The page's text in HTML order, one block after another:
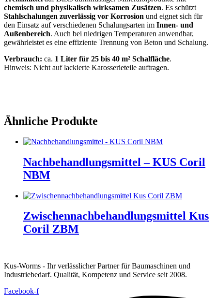
chemisch und physikalisch wirksamen Zusätzen. Es schützt
Stahlschalungen zuverlässig vor Korrosion und eignet sich für
den Einsatz auf verschiedenen Schalungsarten im Innen- und
Außenbereich. Auch bei niedrigen Temperaturen anwendbar,
gewährleistet es eine effiziente Trennung von Beton und Schalung.
Verbrauch: ca. 1 Liter für 25 bis 40 m² Schalfläche.
Hinweis: Nicht auf lackierte Karosserieteile auftragen.
Ähnliche Produkte
Nachbehandlungsmittel – KUS Coril
NBM
Zwischennachbehandlungsmittel Kus
Coril ZBM
Kus-Worms - Ihr verlässlicher Partner für Baumaschinen und
Industriebedarf. Qualität, Kompetenz und Service seit 2008.
Facebook-f